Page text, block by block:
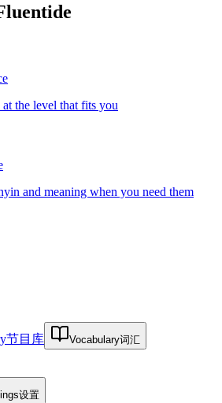
the level that fits you
and meaning when you need them
节目库 Vocabulary词汇
设置